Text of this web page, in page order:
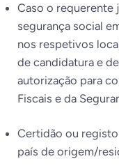
Caso o requerente
segurança social
nos respetivos
de candidatura e
autorização para
Fiscais e da
Certidão ou
país de origem/